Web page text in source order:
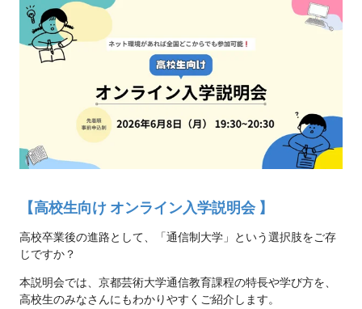
【高校生向け オンライン入学説明会 】
高校卒業後の進路として、「通信制大学」という選択肢をご存
じですか？
本説明会では、京都芸術大学通信教育課程の特長や学び方を、
高校生のみなさんにもわかりやすくご紹介します。